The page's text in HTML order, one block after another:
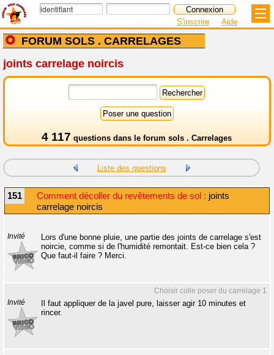
FORUM SOLS . CARRELAGES
S'inscrire Aide
joints carrelage noircis
4 117 questions dans le forum sols . Carrelages
Liste des questions
151 Comment décoller du revêtements de sol : joints
carrelage noircis
Invité
Lors d'une bonne pluie, une partie des joints de carrelage s'est
noircie, comme si de l'humidité remontait. Est-ce bien cela ?
Que faut-il faire ? Merci.
Choisir colle poser du carrelage 1
Invité
Il faut appliquer de la javel pure, laisser agir 10 minutes et
rincer.